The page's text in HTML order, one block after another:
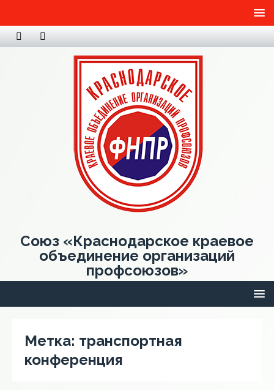
Союз «Краснодарское краевое
объединение организаций
профсоюзов»
Метка: транспортная
конференция